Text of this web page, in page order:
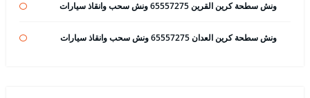
ونش سطحة كرين القرين 65557275 ونش سحب وانقاذ سيارات
ونش سطحة كرين العدان 65557275 ونش سحب وانقاذ سيارات